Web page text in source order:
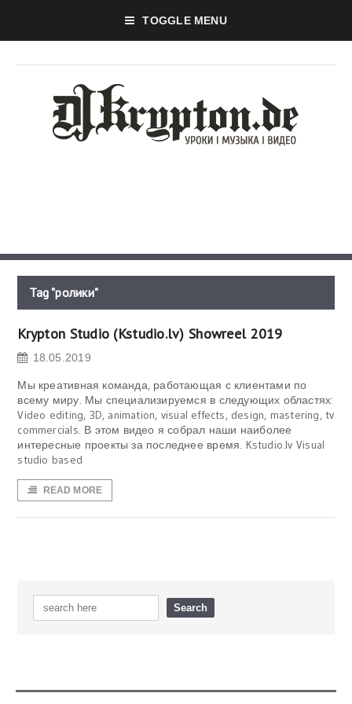
TOGGLE MENU
Tag "ролики"
Krypton Studio (Kstudio.lv) Showreel 2019
18.05.2019
Мы креативная команда, работающая с клиентами по
всему миру. Мы специализируемся в следующих областях:
Video editing, 3D, animation, visual effects, design, mastering, tv
commercials. В этом видео я собрал наши наиболее
интересные проекты за последнее время. Kstudio.lv Visual
studio based
READ MORE